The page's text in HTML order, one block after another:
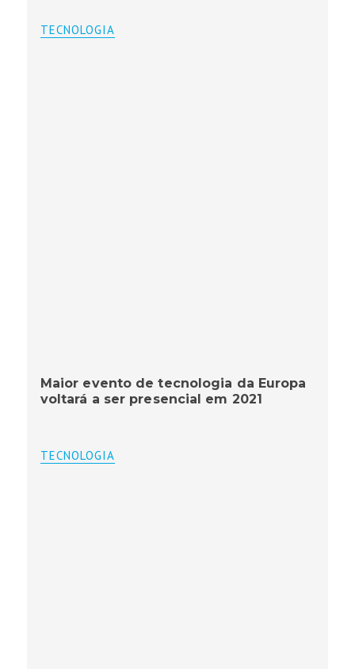
TECNOLOGIA
Maior evento de tecnologia da Europa
voltará a ser presencial em 2021
TECNOLOGIA